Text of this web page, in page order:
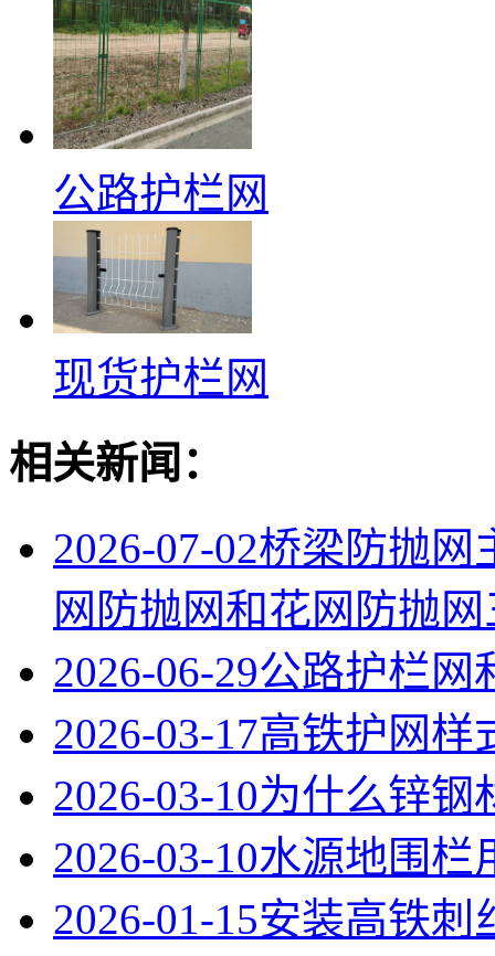
公路护栏网
现货护栏网
相关新闻：
2026-07-02桥梁防抛网
网防抛网和花网防抛
2026-06-29公路护栏网
2026-03-17高铁护网样
2026-03-10为什么锌钢
2026-03-10水源地围栏
2026-01-15安装高铁刺